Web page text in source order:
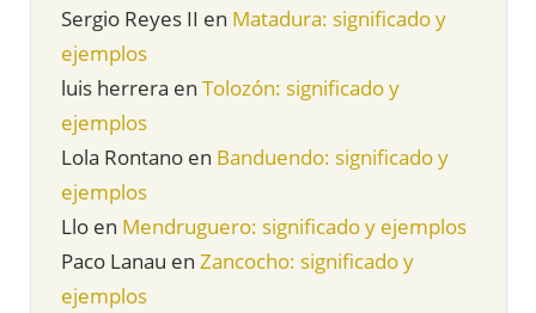
Sergio Reyes II en Matadura: significado y
ejemplos
luis herrera en Tolozón: significado y
ejemplos
Lola Rontano en Banduendo: significado y
ejemplos
Llo en Mendruguero: significado y ejemplos
Paco Lanau en Zancocho: significado y
ejemplos